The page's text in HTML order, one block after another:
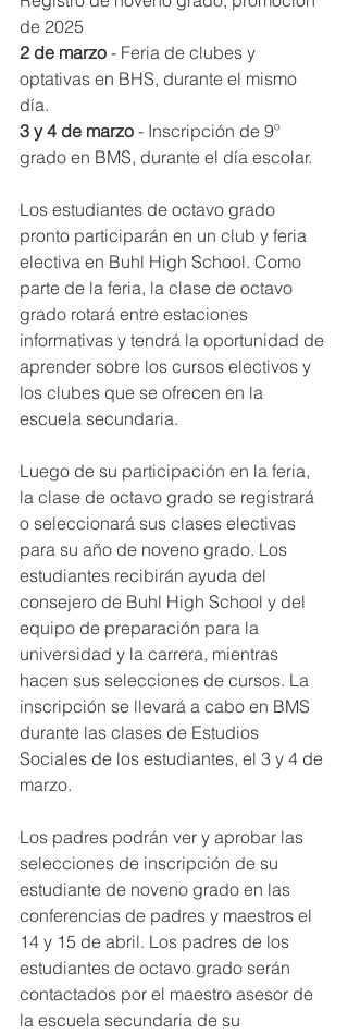
de 2025
2 de marzo - Feria de clubes y
optativas en BHS, durante el mismo
día.
3 y 4 de marzo - Inscripción de 9º
grado en BMS, durante el día escolar.
Los estudiantes de octavo grado
pronto participarán en un club y feria
electiva en Buhl High School. Como
parte de la feria, la clase de octavo
grado rotará entre estaciones
informativas y tendrá la oportunidad de
aprender sobre los cursos electivos y
los clubes que se ofrecen en la
escuela secundaria.
Luego de su participación en la feria,
la clase de octavo grado se registrará
o seleccionará sus clases electivas
para su año de noveno grado. Los
estudiantes recibirán ayuda del
consejero de Buhl High School y del
equipo de preparación para la
universidad y la carrera, mientras
hacen sus selecciones de cursos. La
inscripción se llevará a cabo en BMS
durante las clases de Estudios
Sociales de los estudiantes, el 3 y 4 de
marzo.
Los padres podrán ver y aprobar las
selecciones de inscripción de su
estudiante de noveno grado en las
conferencias de padres y maestros el
14 y 15 de abril. Los padres de los
estudiantes de octavo grado serán
contactados por el maestro asesor de
la escuela secundaria de su